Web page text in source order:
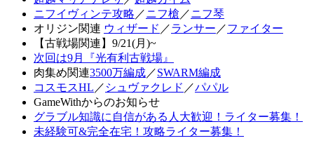
ニフイヴィンテ攻略 ／ニフ槍 ／ニフ琴
オリジン関連 ウィザード ／ランサー ／ファイター
【古戦場関連】9/21(月)~
次回は9月『光有利古戦場』
肉集め関連3500万編成／SWARM編成
コスモスHL ／ シュヴァクレド ／パパル
GameWithからのお知らせ
グラブル知識に自信がある人大歓迎！ライター募集！
未経験可&完全在宅！攻略ライター募集！